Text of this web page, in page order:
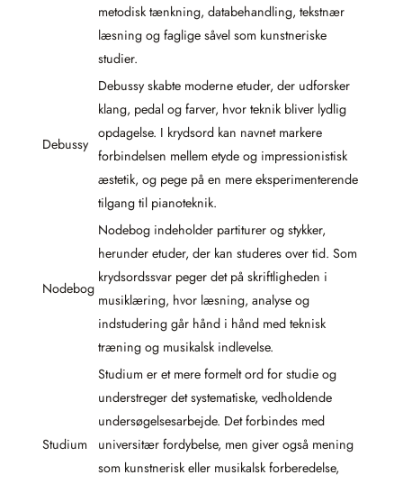
metodisk tænkning, databehandling, tekstnær
læsning og faglige såvel som kunstneriske
studier.
Debussy
Debussy skabte moderne etuder, der udforsker
klang, pedal og farver, hvor teknik bliver lydlig
opdagelse. I krydsord kan navnet markere
forbindelsen mellem etyde og impressionistisk
æstetik, og pege på en mere eksperimenterende
tilgang til pianoteknik.
Nodebog
Nodebog indeholder partiturer og stykker,
herunder etuder, der kan studeres over tid. Som
krydsordssvar peger det på skriftligheden i
musiklæring, hvor læsning, analyse og
indstudering går hånd i hånd med teknisk
træning og musikalsk indlevelse.
Studium
Studium er et mere formelt ord for studie og
understreger det systematiske, vedholdende
undersøgelsesarbejde. Det forbindes med
universitær fordybelse, men giver også mening
som kunstnerisk eller musikalsk forberedelse,